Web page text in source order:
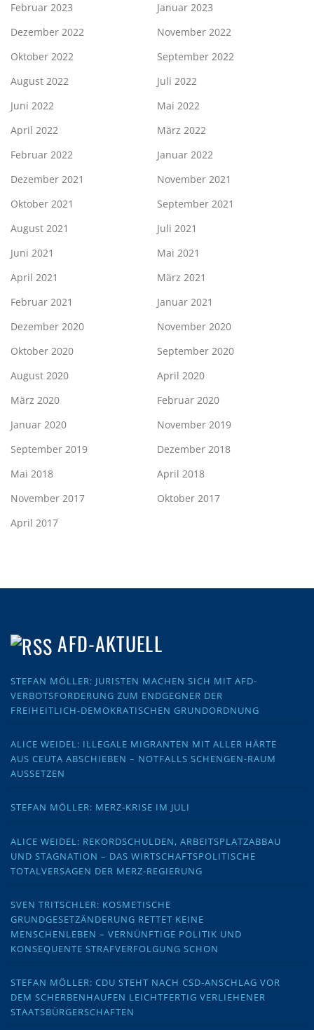
Februar 2023
Januar 2023
Dezember 2022
November 2022
Oktober 2022
September 2022
August 2022
Juli 2022
Juni 2022
Mai 2022
April 2022
März 2022
Februar 2022
Januar 2022
Dezember 2021
November 2021
Oktober 2021
September 2021
August 2021
Juli 2021
Juni 2021
Mai 2021
April 2021
März 2021
Februar 2021
Januar 2021
Dezember 2020
November 2020
Oktober 2020
September 2020
August 2020
April 2020
März 2020
Februar 2020
Januar 2020
November 2019
September 2019
Dezember 2018
Mai 2018
April 2018
November 2017
Oktober 2017
April 2017
AFD-AKTUELL
STEFAN MÖLLER: JURISTEN MACHEN SICH MIT AFD-
VERBOTSFORDERUNG ZUM ENDGEGNER DER
FREIHEITLICH-DEMOKRATISCHEN GRUNDORDNUNG
ALICE WEIDEL: ILLEGALE MIGRANTEN MIT ALLER HÄRTE
AUS CEUTA ABSCHIEBEN – NOTFALLS SCHENGEN-RAUM
AUSSETZEN
STEFAN MÖLLER: MERZ-KRISE IM JULI
ALICE WEIDEL: REKORDSCHULDEN, ARBEITSPLATZABBAU
UND STAGNATION – DAS WIRTSCHAFTSPOLITISCHE
TOTALVERSAGEN DER MERZ-REGIERUNG
SVEN TRITSCHLER: KOSMETISCHE
GRUNDGESETZÄNDERUNG RETTET KEINE
MENSCHENLEBEN – VERNÜNFTIGE POLITIK UND
KONSEQUENTE STRAFVERFOLGUNG SCHON
STEFAN MÖLLER: CDU STEHT NACH CSD-ANSCHLAG VOR
DEM SCHERBENHAUFEN LEICHTFERTIG VERLIEHENER
STAATSBÜRGERSCHAFTEN